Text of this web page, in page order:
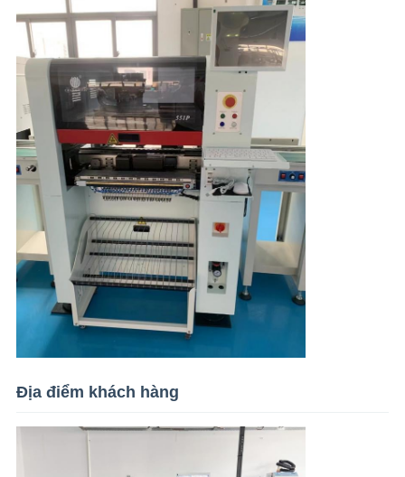
Địa điểm khách hàng